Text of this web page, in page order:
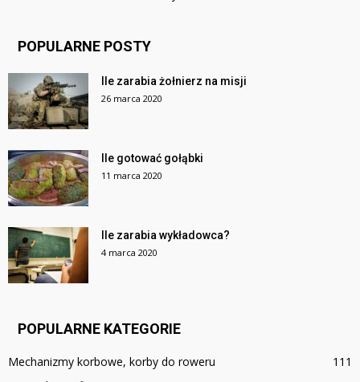
POPULARNE POSTY
Ile zarabia żołnierz na misji
26 marca 2020
Ile gotować gołąbki
11 marca 2020
Ile zarabia wykładowca?
4 marca 2020
POPULARNE KATEGORIE
Mechanizmy korbowe, korby do roweru
111